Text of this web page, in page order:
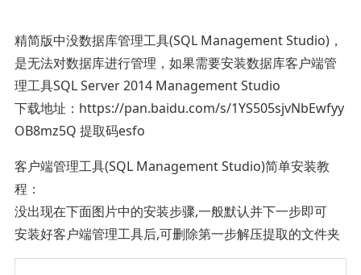
精简版中没数据库管理工具(SQL Management Studio)，
是无法对数据库进行管理，如果需要安装数据库客户端管
理工具SQL Server 2014 Management Studio
下载地址：https://pan.baidu.com/s/1YS505sjvNbEwfyy
OB8mz5Q 提取码esfo
客户端管理工具(SQL Management Studio)简单安装教
程：
没出现在下面图片中的安装步骤,一般默认并下一步即可
安装好客户端管理工具后,可删除第一步解压提取的文件夹